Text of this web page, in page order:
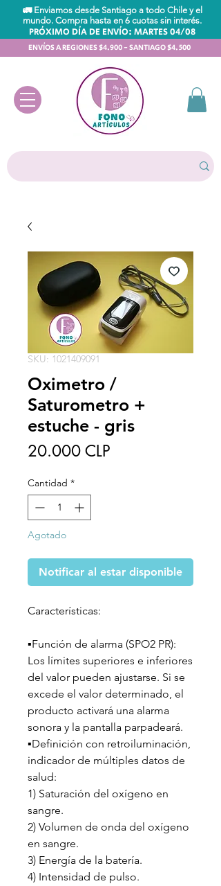
🚛 Enviamos desde Santiago a todo Chile y el
mundo. Compra hasta en 6 cuotas sin interés.
PRÓXIMO DÍA DE ENVÍO: MARTES 04/08
ENVÍOS A REGIONES $4.900 - SANTIAGO $4.500
SKU: 1021409091
Oximetro /
Saturometro +
estuche - gris
20.000 CLP
Cantidad *
Agotado
Notificar al estar disponible
Características:
▪️Función de alarma (SPO2 PR):
Los límites superiores e inferiores
del valor pueden ajustarse. Si se
excede el valor determinado, el
producto activará una alarma
sonora y la pantalla parpadeará.
▪️Definición con retroiluminación,
indicador de múltiples datos de
salud:
1) Saturación del oxígeno en
sangre.
2) Volumen de onda del oxígeno
en sangre.
3) Energía de la batería.
4) Intensidad de pulso.